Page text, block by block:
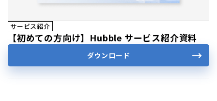
サービス紹介
【初めての方向け】Hubble サービス紹介資料
ダウンロード